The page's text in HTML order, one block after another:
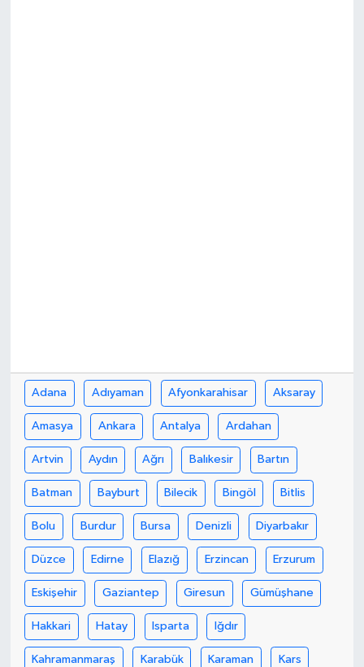
Adana Adıyaman Afyonkarahisar Aksaray
Amasya Ankara Antalya Ardahan
Artvin Aydın Ağrı Balıkesir Bartın
Batman Bayburt Bilecik Bingöl Bitlis
Bolu Burdur Bursa Denizli Diyarbakır
Düzce Edirne Elazığ Erzincan Erzurum
Eskişehir Gaziantep Giresun Gümüşhane
Hakkari Hatay Isparta Iğdır
Kahramanmaraş Karabük Karaman Kars